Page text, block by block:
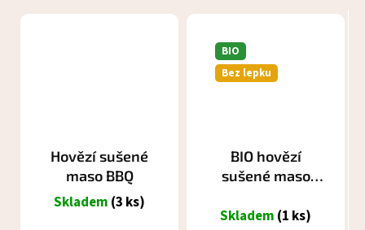
Hovězí sušené
maso BBQ
Skladem (3 ks)
BIO
Bez lepku
BIO hovězí
sušené maso
Skladem (1 ks)